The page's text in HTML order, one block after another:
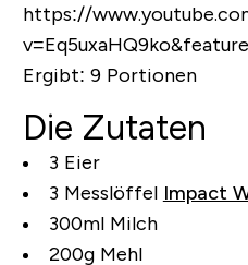
https://
Ergibt: 9 Portionen
Die Zutaten
3 Eier
3 Messlöffel Impact
300ml Milch
200g Mehl